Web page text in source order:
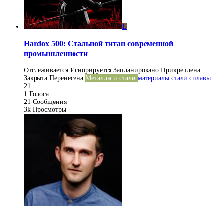
L
Hardox 500: Стальной титан современной
промышленности
Отслеживается Игнорируется Запланировано Прикреплена
Закрыта Перенесена Металлы и стали материалы стали сплавы
21
1 Голоса
21 Сообщения
3k Просмотры